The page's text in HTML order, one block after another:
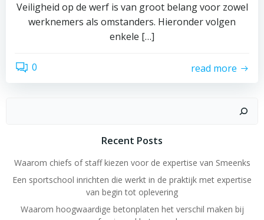
Veiligheid op de werf is van groot belang voor zowel
werknemers als omstanders. Hieronder volgen
enkele […]
0 read more
Recent Posts
Waarom chiefs of staff kiezen voor de expertise van Smeenks
Een sportschool inrichten die werkt in de praktijk met expertise
van begin tot oplevering
Waarom hoogwaardige betonplaten het verschil maken bij